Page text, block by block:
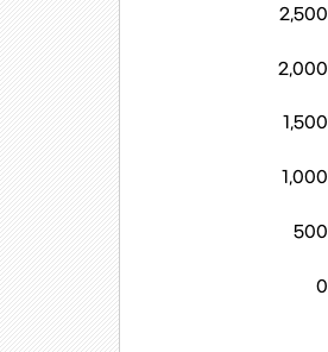
0
500
1,000
1,500
2,000
2,500